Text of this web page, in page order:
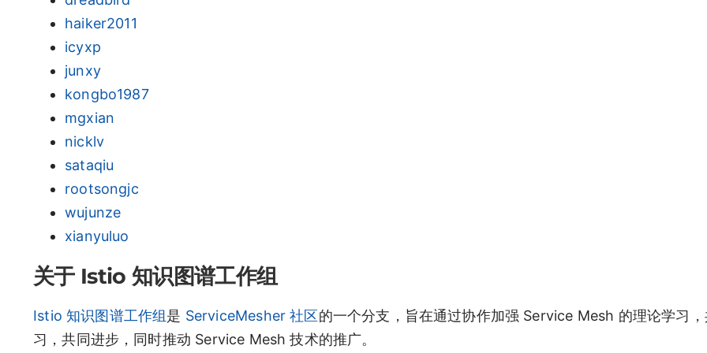
haiker2011
icyxp
junxy
kongbo1987
mgxian
nicklv
sataqiu
rootsongjc
wujunze
xianyuluo
关于 Istio 知识图谱工作组
Istio 知识图谱工作组是 ServiceMesher 社区的一个分支，旨在通过协作加强 Service Mesh 的理论学习
习，共同进步，同时推动 Service Mesh 技术的推广。